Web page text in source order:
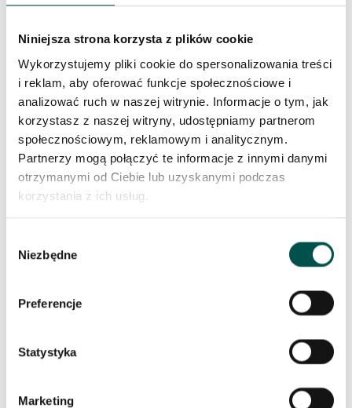
Niniejsza strona korzysta z plików cookie
Wykorzystujemy pliki cookie do spersonalizowania treści
i reklam, aby oferować funkcje społecznościowe i
analizować ruch w naszej witrynie. Informacje o tym, jak
korzystasz z naszej witryny, udostępniamy partnerom
społecznościowym, reklamowym i analitycznym.
Partnerzy mogą połączyć te informacje z innymi danymi
otrzymanymi od Ciebie lub uzyskanymi podczas
korzystania z ich usług.
zgody
Niezbędne
Preferencje
Statystyka
Marketing
takimi jak drewno czy stal. Blaty granitowe będą
zmianę dodatków, bez konieczności wymiany samych
blatów kamiennych. Odcienie zieleni bardzo dobrze
komponują się z ciepłymi kolorami ale i bielą czy
czernią. Minimalistyczne podejście do wyglądu kuchni
może zostać zrealizowane dzięki delikatnym
odcieniom granitu Kuppam Green. Blaty kuchenne
będą komponować się z modernistyczną wizją, którą
zrealizujecie w swoim pomieszczeniu.